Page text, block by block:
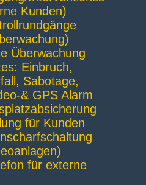
Kunden)
Überwachung
Einbruch,
Sabotage,
& GPS Alarm
für Kunden
für externe